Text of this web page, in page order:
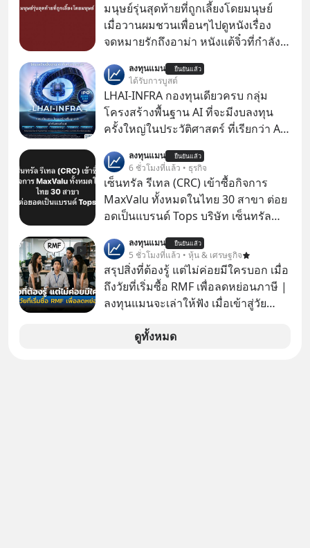
มนุษย์รุ่นสุดท้ายที่ถูกเลี้ยงโดยมนุษย์
เมื่อวานผมชวนเพื่อนๆไปดูหนังเรื่อง
จดหมายรักถึงอาม่า หนังแต้จิ๋วที่กำลัง
ป๊าผมเห็นโปสเตอร์หนังเรื่องนี้หลาย
เดือนก่อนและอยากดูมาก ด้วยเพราะว่า
อากงก็มาจากเมืองจีน ป๊าก็พูดแต้จิ๋วได้
มีเรื่องราวมีความผูกพันที่ได้ยินตั้งแต่
ลงทุนแมน ยืนยันแล้ว
ได้รับการบูสต์
LHAI-INFRA กองทุนเดียวครบ กลุ่ม
โครงสร้างพื้นฐาน AI ที่จะมีงบลงทุน
ครั้งใหญ่ในประวัติศาสตร์ ที่เรียกว่า AI
1 เดือนที่ผ่านมา แต่ความจริงคือทั่วโลก
ยังเดินหน้าลงทุน AI อย่างต่อเนื่อง ซึ่ง
ต้องการโครงสร้างพื้นฐานด้าน AI
จำนวนมาก ตั้งแต่เมโมรีชิป เก็บข้อมูล
ลงทุนแมน ยืนยันแล้ว
6 ชั่วโมงที่แล้ว • ธุรกิจ
เซ็นทรัล รีเทล (CRC) เข้าซื้อกิจการ
MaxValu ทั้งหมดในไทย 30 สาขา ต่อย
อดเป็นแบรนด์ Tops บริษัท เซ็นทรัล
CRC แจ้งตลาดหลักทรัพย์ฯ ว่า บริษัท
เซ็นทรัล ฟู้ด รีเทล จำกัด (CFR) ซึ่งเป็น
บริษัทย่อยที่ CRC ถือหุ้นทั้งทางตรงและ
ทางอ้อม 100%
ลงทุนแมน ยืนยันแล้ว
5 ชั่วโมงที่แล้ว • หุ้น & เศรษฐกิจ
สรุปสิ่งที่ต้องรู้ แต่ไม่ค่อยมีใครบอก เมื่อ
ถึงวัยที่เริ่มซื้อ RMF เพื่อลดหย่อนภาษี |
ลงทุนแมนจะเล่าให้ฟัง เมื่อเข้าสู่วัย
ดูทั้งหมด